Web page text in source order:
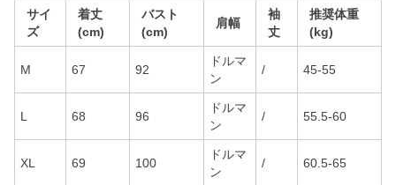
サイ
ズ
着丈
(cm)
バスト
(cm)
肩幅
袖
丈
推奨体重
(kg)
M 67 92
ドルマ
ン
/ 45-55
L 68 96
ドルマ
ン
/ 55.5-60
XL 69 100
ドルマ
ン
/ 60.5-65